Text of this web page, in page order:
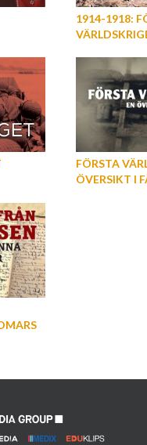
1914-1918:
FÖRSTA
ÖVERSIKT I